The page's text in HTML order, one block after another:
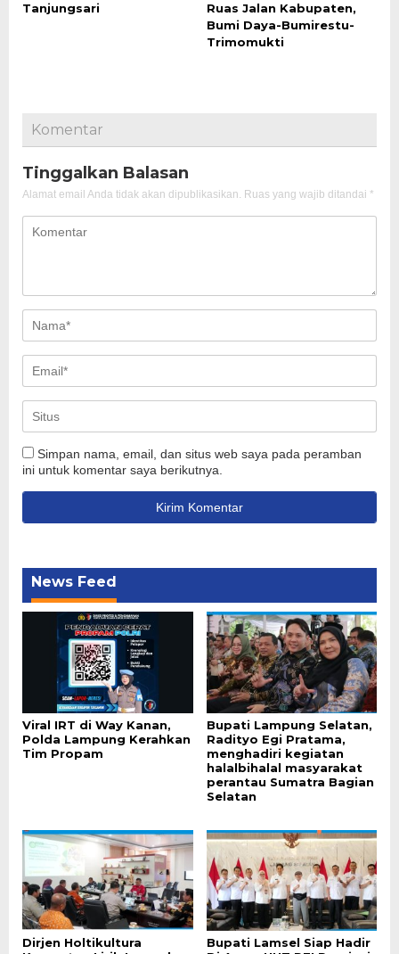
Tanjungsari
Ruas Jalan Kabupaten,
Bumi Daya-Bumirestu-
Trimomukti
Komentar
Tinggalkan Balasan
Alamat email Anda tidak akan dipublikasikan. Ruas yang wajib ditandai *
Simpan nama, email, dan situs web saya pada peramban
ini untuk komentar saya berikutnya.
News Feed
Viral IRT di Way Kanan,
Polda Lampung Kerahkan
Tim Propam
Bupati Lampung Selatan,
Radityo Egi Pratama,
menghadiri kegiatan
halalbihalal masyarakat
perantau Sumatra Bagian
Selatan
Dirjen Holtikultura
Bupati Lamsel Siap Hadir